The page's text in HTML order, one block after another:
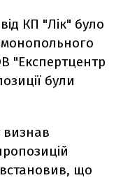
КП "Лік" було
"Експертцентр
були
визнав
що